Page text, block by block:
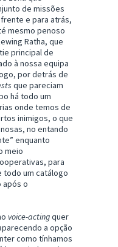
de missões
e para atrás,
mesmo penoso
Ratha, que
principal de
à nossa equipa
por detrás de
que pareciam
há todo um
onde temos de
inimigos, o que
no entando
enquanto
meio
para
todo um catálogo
após o
voice-actingquer
a opção
como tínhamos